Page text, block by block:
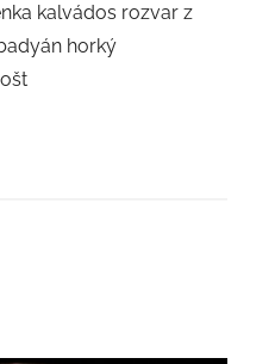
kalvádos rozvar z
horký